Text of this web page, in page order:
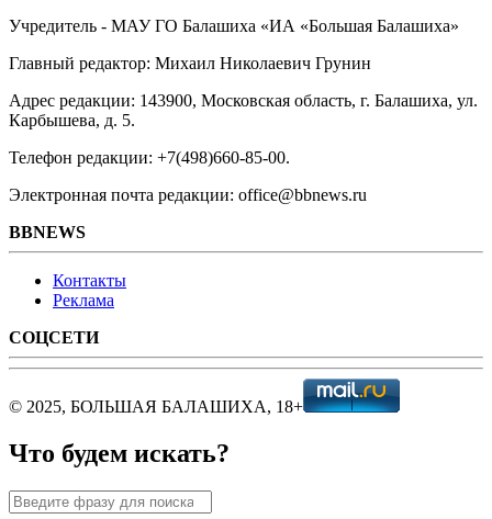
Учредитель - МАУ ГО Балашиха «ИА «Большая Балашиха»
Главный редактор: Михаил Николаевич Грунин
Адрес редакции: 143900, Московская область, г. Балашиха, ул.
Карбышева, д. 5.
Телефон редакции: +7(498)660-85-00.
Электронная почта редакции: office@bbnews.ru
BBNEWS
Контакты
Реклама
СОЦСЕТИ
© 2025, БОЛЬШАЯ БАЛАШИХА, 18+
Что будем искать?